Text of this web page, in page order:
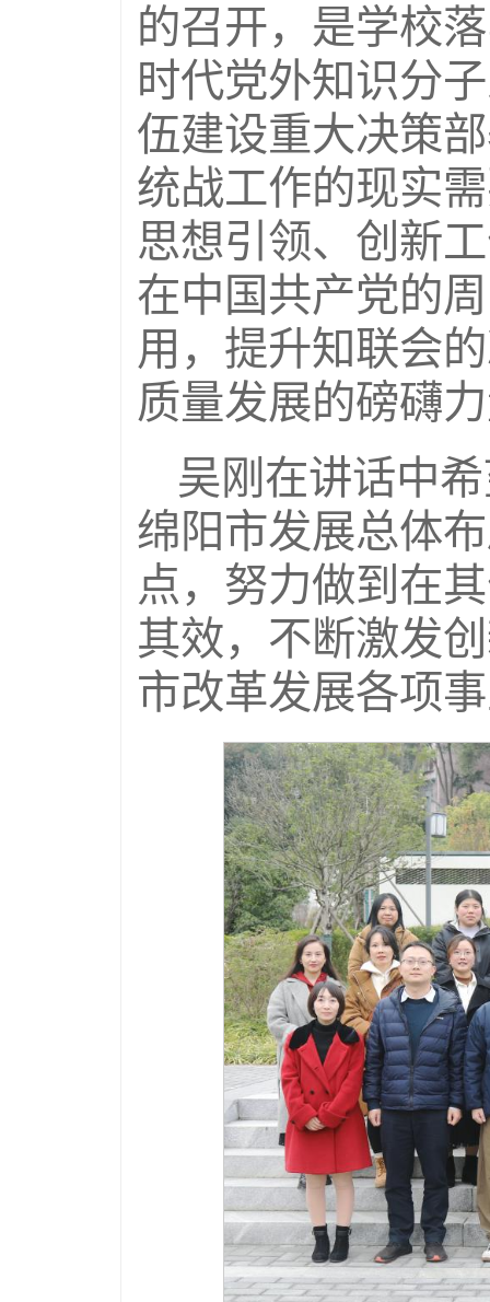
的召开，是学校
时代党外知识分
伍建设重大决策
统战工作的现实
思想引领、创新
在中国共产党的
用，提升知联会
质量发展的磅礴
吴刚在讲话中
绵阳市发展总体
点，努力做到在
其效，不断激发
市改革发展各项